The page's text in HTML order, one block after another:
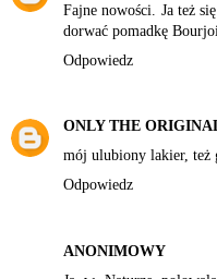
Fajne nowości. Ja też
dorwać pomadkę
Odpowiedz
ONLY THE
mój ulubiony lakier, też
Odpowiedz
ANONIMOWY